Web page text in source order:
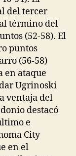
del tercer
término del
(52-58). El
puntos
(56-58)
en ataque
Ugrinoski
ventaja del
destacó
e
City
en el